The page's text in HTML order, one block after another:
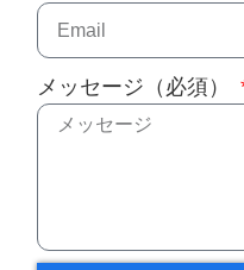
メッセージ（必須）